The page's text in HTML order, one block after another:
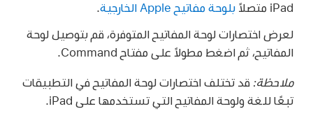
iPad متصلاً
بلوحة مفاتيح Apple الخارجية
لعرض اختصارات لوحة المفاتيح المتوفرة، قم بتوصيل لوحة
المفاتيح، ثم اضغط مطولاً على مفتاح Command.
ملاحظة: قد تختلف اختصارات لوحة المفاتيح في التطبيقات
تبعًا للغة ولوحة المفاتيح التي تستخدمها على iPad.